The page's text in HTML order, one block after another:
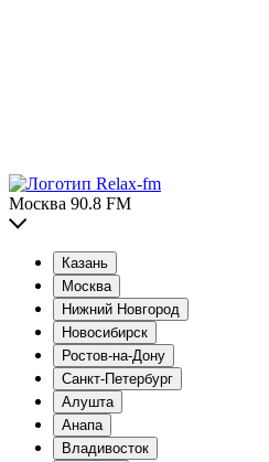
Москва 90.8 FM
Казань
Москва
Нижний Новгород
Новосибирск
Ростов-на-Дону
Санкт-Петербург
Алушта
Анапа
Владивосток